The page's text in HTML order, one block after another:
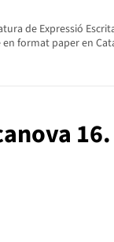
de Expressió
en format paper en